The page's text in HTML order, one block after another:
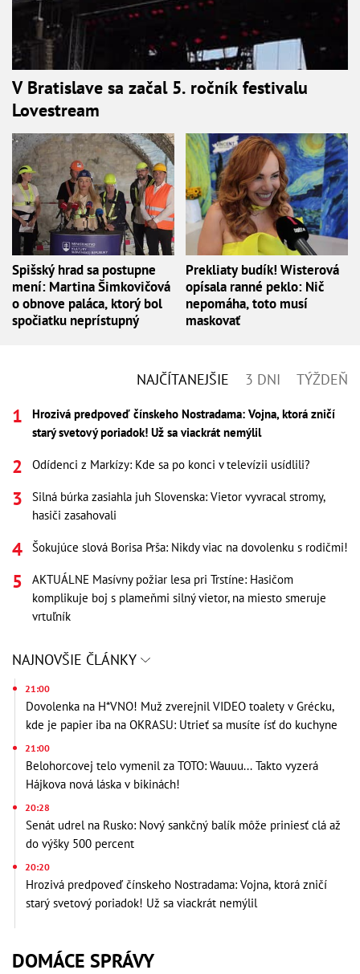
V Bratislave sa začal 5. ročník festivalu
Lovestream
Spišský hrad sa postupne
mení: Martina Šimkovičová
o obnove paláca, ktorý bol
spočiatku neprístupný
Prekliaty budík! Wisterová
opísala ranné peklo: Nič
nepomáha, toto musí
maskovať
NAJČÍTANEJŠIE 3 DNI TÝŽDEŇ
Hrozivá predpoveď čínskeho Nostradama: Vojna, ktorá zničí
starý svetový poriadok! Už sa viackrát nemýlil
Odídenci z Markízy: Kde sa po konci v televízii usídlili?
Silná búrka zasiahla juh Slovenska: Vietor vyvracal stromy,
hasiči zasahovali
Šokujúce slová Borisa Prša: Nikdy viac na dovolenku s rodičmi!
AKTUÁLNE Masívny požiar lesa pri Trstíne: Hasičom
komplikuje boj s plameňmi silný vietor, na miesto smeruje
vrtuľník
NAJNOVŠIE ČLÁNKY
21:00
Dovolenka na H*VNO! Muž zverejnil VIDEO toalety v Grécku,
kde je papier iba na OKRASU: Utrieť sa musíte ísť do kuchyne
21:00
Belohorcovej telo vymenil za TOTO: Wauuu... Takto vyzerá
Hájkova nová láska v bikinách!
20:28
Senát udrel na Rusko: Nový sankčný balík môže priniesť clá až
do výšky 500 percent
20:20
Hrozivá predpoveď čínskeho Nostradama: Vojna, ktorá zničí
starý svetový poriadok! Už sa viackrát nemýlil
DOMÁCE SPRÁVY